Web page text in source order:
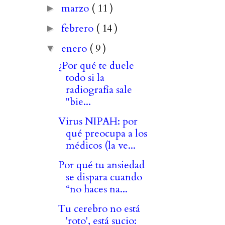
► marzo ( 11 )
► febrero ( 14 )
▼ enero ( 9 )
¿Por qué te duele
todo si la
radiografía sale
"bie...
Virus NIPAH: por
qué preocupa a los
médicos (la ve...
Por qué tu ansiedad
se dispara cuando
“no haces na...
Tu cerebro no está
'roto', está sucio: